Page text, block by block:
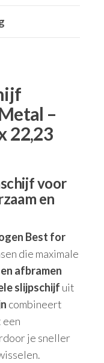
–
22,23
voor
en
Best for
die maximale
afbramen
slijpschijf uit
combineert
een
je sneller